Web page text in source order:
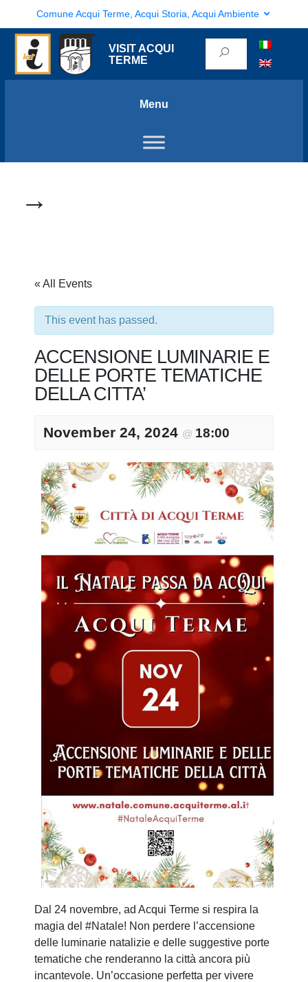
Comune Acqui Terme, Acqui Storia, Acqui Ambiente
VISIT ACQUI
TERME
Menu
→
« All Events
This event has passed.
ACCENSIONE LUMINARIE E
DELLE PORTE TEMATICHE
DELLA CITTA’
November 24, 2024 @ 18:00
Dal 24 novembre, ad Acqui Terme si respira la
magia del #Natale! Non perdere l’accensione
delle luminarie natalizie e delle suggestive porte
tematiche che renderanno la città ancora più
incantevole. Un’occasione perfetta per vivere